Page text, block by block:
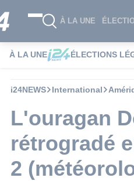
À LA UNE
À LA UNE ÉLECTIONS
i24NEWS International
L'ouragan
rétrogradé
2